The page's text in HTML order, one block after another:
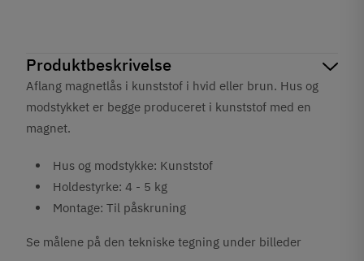
Produktbeskrivelse
Aflang magnetlås i kunststof i hvid eller brun. Hus og
modstykket er begge produceret i kunststof med en
magnet.
Hus og modstykke: Kunststof
Holdestyrke: 4 - 5 kg
Montage: Til påskruning
Se målene på den tekniske tegning under billeder